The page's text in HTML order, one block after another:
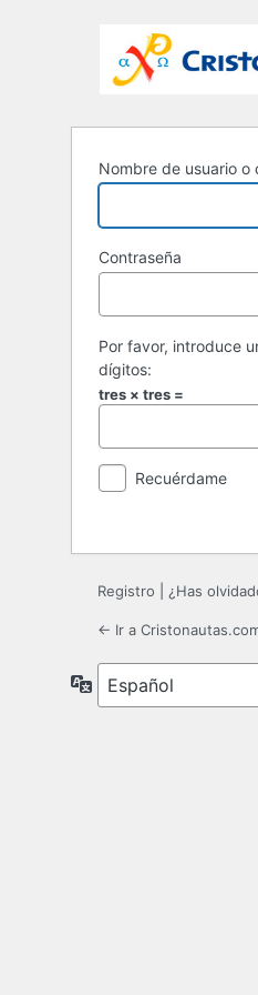
Nombre de usuario o
Contraseña
Por favor, introduce
dígitos:
tres × tres =
Recuérdame
Registro ¿Has
← Ir a
Idioma